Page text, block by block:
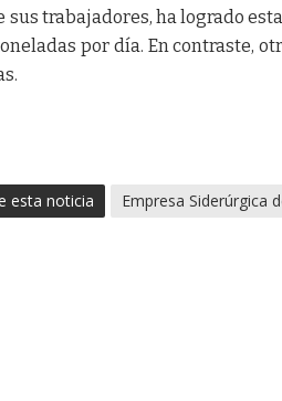
sus trabajadores, ha logrado
por día. En contraste,
esta noticia Empresa Siderúrgica